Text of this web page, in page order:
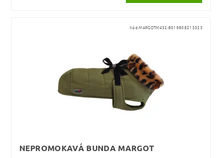
Kód:MARGOTM432-8019808213323
NEPROMOKAVÁ BUNDA MARGOT